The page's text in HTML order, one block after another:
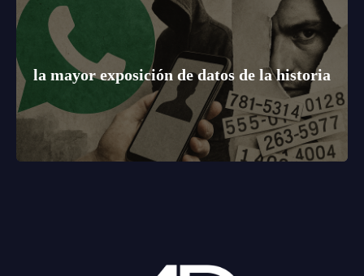
la mayor exposición de datos de la historia